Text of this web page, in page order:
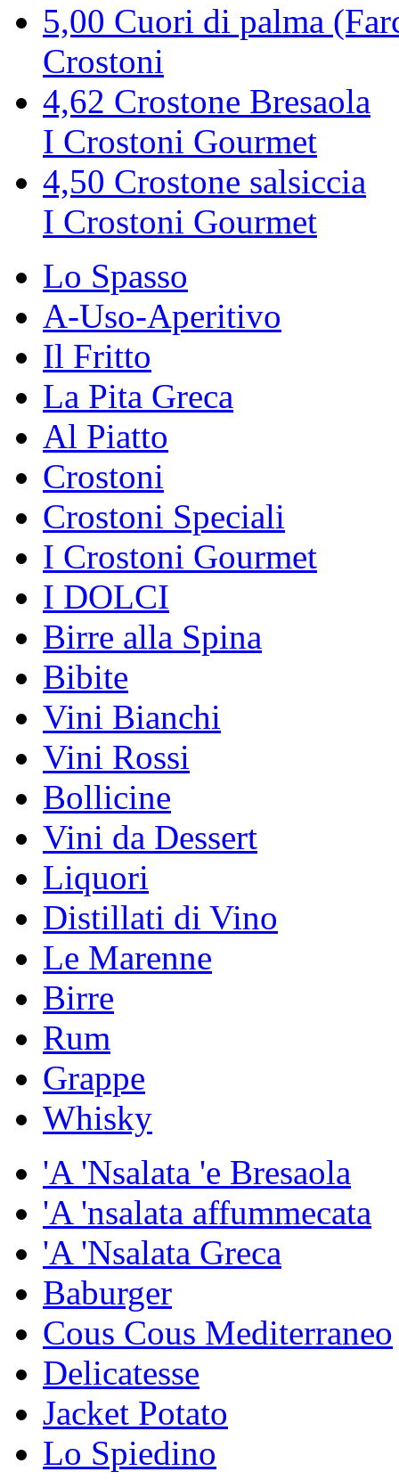
5,00 Cuori di palma
Crostoni
4,62 Crostone Bresaola
I Crostoni Gourmet
4,50 Crostone salsiccia
I Crostoni Gourmet
Lo Spasso
A-Uso-Aperitivo
Il Fritto
La Pita Greca
Al Piatto
Crostoni
Crostoni Speciali
I Crostoni Gourmet
I DOLCI
Birre alla Spina
Bibite
Vini Bianchi
Vini Rossi
Bollicine
Vini da Dessert
Liquori
Distillati di Vino
Le Marenne
Birre
Rum
Grappe
Whisky
'A 'Nsalata 'e Bresaola
'A 'nsalata affummecata
'A 'Nsalata Greca
Baburger
Cous Cous Mediterraneo
Delicatesse
Jacket Potato
Lo Spiedino